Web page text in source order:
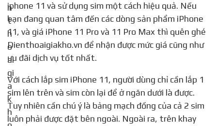
iphone 11 và sử dụng sim một cách hiệu quả. Nếu
bạn đang quan tâm đến các dòng sản phẩm iPhone
11, và giá iPhone 11 Pro và 11 Pro Max thì quên ghé
Dienthoaigiakho.vn để nhận được mức giá cũng như
ưu đãi dịch vụ tốt nhất.
Với cách lắp sim iPhone 11, người dùng chỉ cần lắp 1
sim lên trên và sim còn lại để ở ngăn dưới là được.
Tuy nhiên cần chú ý là bảng mạch đồng của cả 2 sim
luôn phải được đặt bên ngoài. Ngoài ra, trên khay